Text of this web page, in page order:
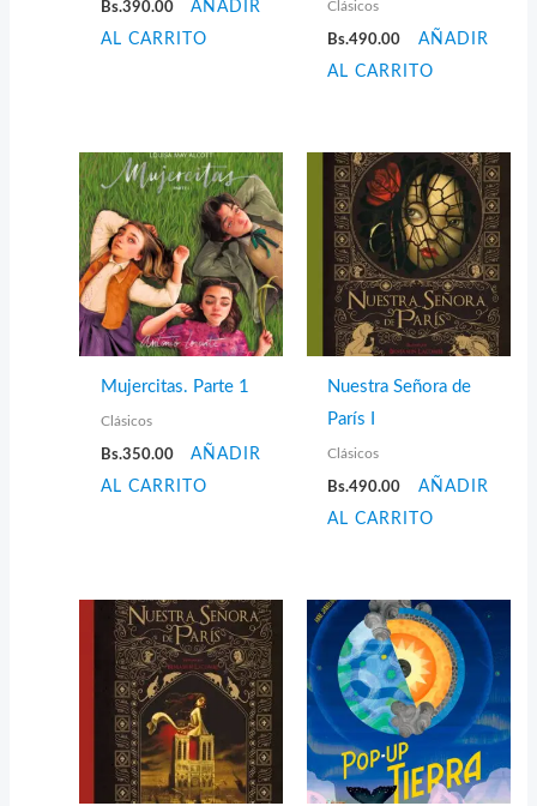
Bs.390.00
AÑADIR
AL CARRITO
Clásicos
Bs.490.00
AÑADIR
AL CARRITO
Mujercitas. Parte 1
Clásicos
Bs.350.00
AÑADIR
AL CARRITO
Nuestra Señora de
París I
Clásicos
Bs.490.00
AÑADIR
AL CARRITO